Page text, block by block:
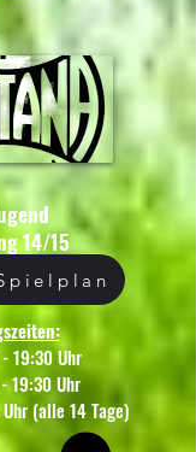
14/15
19:30 Uhr
19:30 Uhr
(alle 14 Tage)